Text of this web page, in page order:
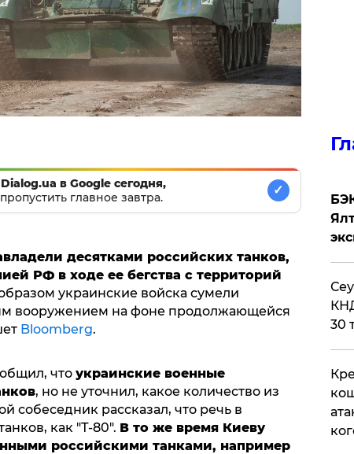
в Google сегодня,
главное завтра.
✓
десятками российских танков,
РФ в ходе ее бегства с территорий
украинские войска сумели
вооружением на фоне продолжающейся
Bloomberg.
что украинские военные
, но не уточнил, какое количество из
собеседник рассказал, что речь в
как "Т-80". В то же время Киеву
российскими танками, например
30